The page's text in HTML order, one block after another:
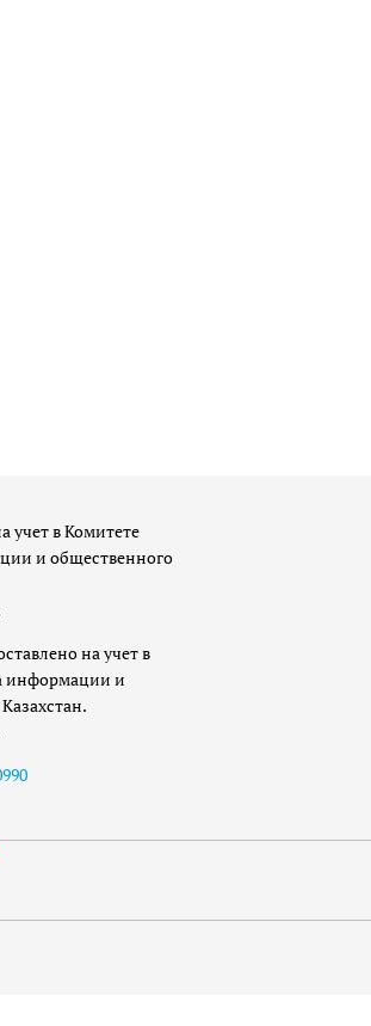
учет в Комитете
и общественного
на учет в
информации и